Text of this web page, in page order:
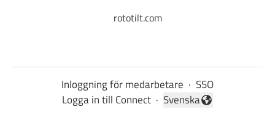
rototilt.com
Inloggning för medarbetare · SSO
Logga in till Connect · Byt språk
Svenska